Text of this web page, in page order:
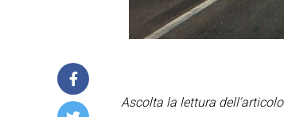
Ascolta la lettura dell'articolo